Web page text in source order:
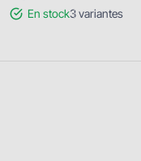
En stock3variantes